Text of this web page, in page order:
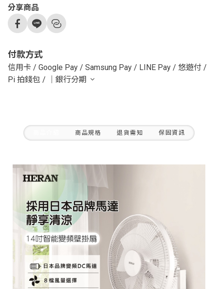
分享商品
付款方式
信用卡 / Google Pay / Samsung Pay / LINE Pay / 悠遊付 /
Pi 拍錢包 / ｜銀行分期
商品規格 退貨需知 保固資訊